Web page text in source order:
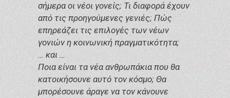
σήμερα οι νέοι γονείς; Τι διαφορά έχουν
από τις προηγούμενες γενιές; Πώς
επηρεάζει τις επιλογές των νέων
γονιών η κοινωνική πραγματικότητα;
… και …
Ποια είναι τα νέα ανθρωπάκια που θα
κατοικήσουνε αυτό τον κόσμο; Θα
μπορέσουνε άραγε να τον κάνουνε